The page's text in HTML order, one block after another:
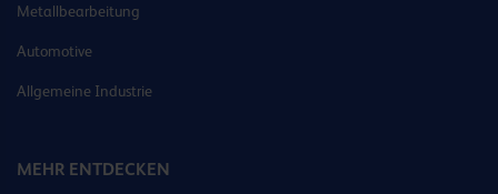
Metallbearbeitung
Automotive
Allgemeine Industrie
MEHR ENTDECKEN